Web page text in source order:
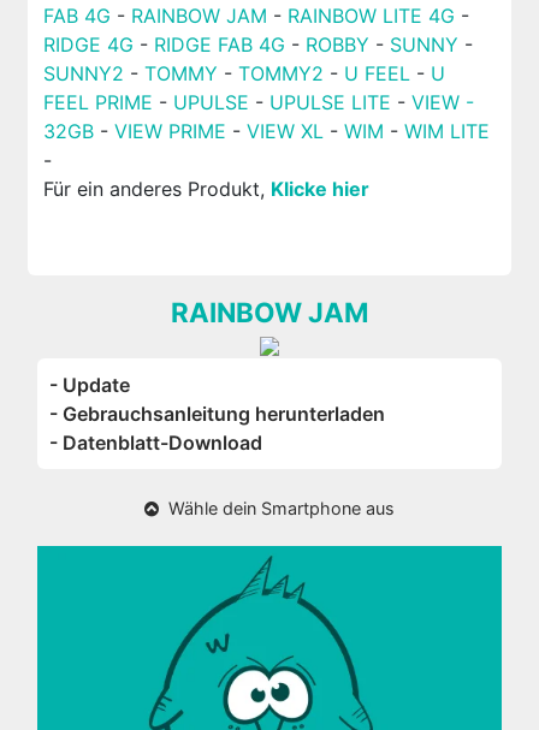
FAB 4G - RAINBOW JAM - RAINBOW LITE 4G -
RIDGE 4G - RIDGE FAB 4G - ROBBY - SUNNY -
SUNNY2 - TOMMY - TOMMY2 - U FEEL - U
FEEL PRIME - UPULSE - UPULSE LITE - VIEW -
32GB- VIEW PRIME - VIEW XL - WIM - WIM LITE
-
Für ein anderes Produkt, Klicke hier
RAINBOW JAM
- Update
- Gebrauchsanleitung herunterladen
- Datenblatt-Download
Wähle dein Smartphone aus